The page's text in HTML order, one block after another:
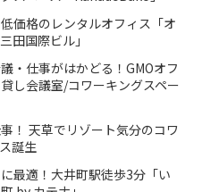
価格のレンタルオフィス「オ
田国際ビル」
・仕事がはかどる！GMOオフ
し会議室/コワーキングスペー
！ 天草でリゾート気分のコワ
誕生
最適！大井町駅徒歩3分「い